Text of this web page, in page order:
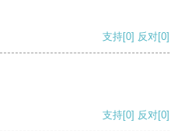
支持[0] 反对[0]
支持[0] 反对[0]